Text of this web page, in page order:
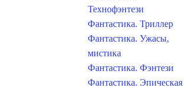
Технофэнтези
Фантастика. Триллер
Фантастика. Ужасы,
мистика
Фантастика. Фэнтези
Фантастика. Эпическая